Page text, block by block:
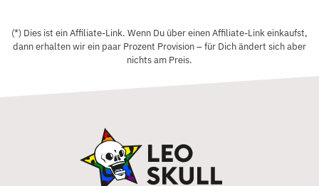
(*) Dies ist ein Affiliate-Link. Wenn Du über einen Affiliate-Link einkaufst,
dann erhalten wir ein paar Prozent Provision – für Dich ändert sich aber
nichts am Preis.